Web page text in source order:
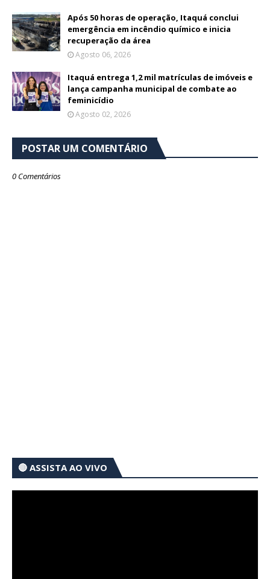
Após 50 horas de operação, Itaquá conclui
emergência em incêndio químico e inicia
recuperação da área
Agosto 06, 2026
Itaquá entrega 1,2 mil matrículas de imóveis e
lança campanha municipal de combate ao
feminicídio
Agosto 02, 2026
POSTAR UM COMENTÁRIO
0 Comentários
🔴 ASSISTA AO VIVO